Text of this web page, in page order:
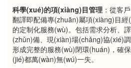
科學(xué)的項(xiàng)目管理 ：從客
翻譯即配備專(zhuān)屬項(xiàng)目
的定制化服務(wù)。包括需求分析、
(zhǔn)備、現(xiàn)場(chǎng)協(xié)
形成完整的服務(wù)閉環(huán)，確
(jié)都萬(wàn)無(wú)一失。